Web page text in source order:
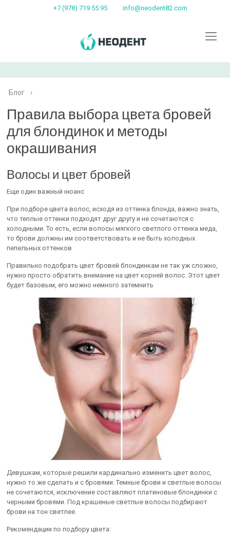
+7 (978) 719 55 95 info@neodent82.com
Блог ›
Правила выбора цвета бровей
для блондинок и методы
окрашивания
Волосы и цвет бровей
Еще один важный нюанс
При подборе цвета волос, исходя из оттенка блонда, важно знать,
что теплые оттенки подходят друг другу и не сочетаются с
холодными. То есть, если волосы мягкого светлого оттенка меда,
то брови должны им соответствовать и не быть холодных
пепельных оттенков
Правильно подобрать цвет бровей блондинкам не так уж сложно,
нужно просто обратить внимание на цвет корней волос. Этот цвет
будет базовым, его можно немного затемнить
Девушкам, которые решили кардинально изменить цвет волос,
нужно то же сделать и с бровями. Темные брови и светлые волосы
не сочетаются, исключение составляют платиновые блондинки с
черными бровями. Под крашеные светлые волосы подбирают
брови на тон светлее.
Рекомендации по подбору цвета: